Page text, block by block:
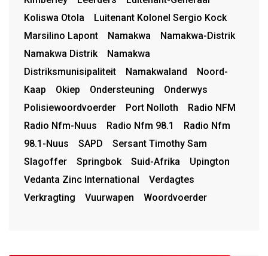
Koliswa Otola
Luitenant Kolonel Sergio Kock
Marsilino Lapont
Namakwa
Namakwa-Distrik
Namakwa Distrik
Namakwa
Distriksmunisipaliteit
Namakwaland
Noord-
Kaap
Okiep Ondersteuning
Onderwys
Polisiewoordvoerder
Port Nolloth
Radio NFM
Radio Nfm-Nuus
Radio Nfm 98.1
Radio Nfm
98.1-Nuus
SAPD
Sersant Timothy Sam
Slagoffer
Springbok Suid-Afrika
Upington
Vedanta Zinc International
Verdagtes
Verkragting
Vuurwapen Woordvoerder